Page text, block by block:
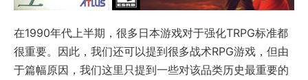
在1990年代上半期，很多日本游戏对于强化TRPG标准都
很重要。因此，我们还可以提到很多战术RPG游戏，但由
于篇幅原因，我们这里只提到一些对该品类历史最重要的